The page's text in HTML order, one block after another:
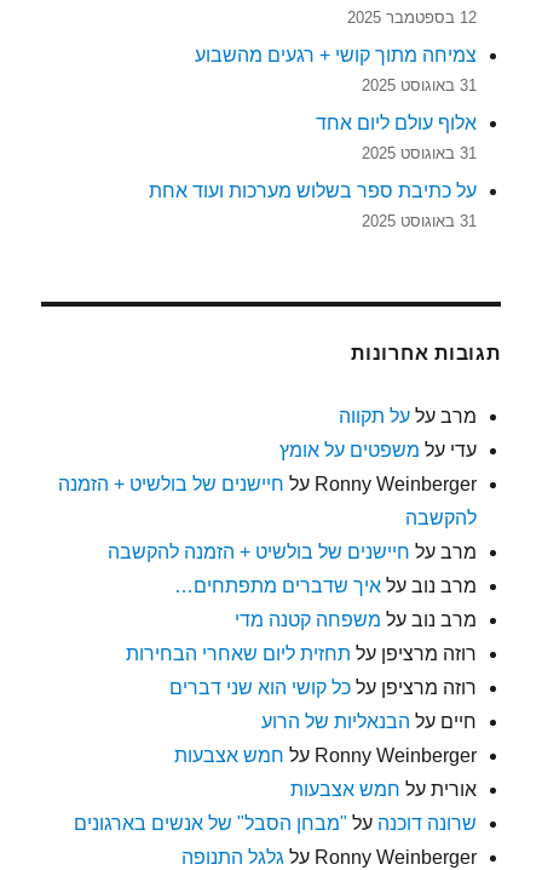
12 בספטמבר 2025
צמיחה מתוך קושי + רגעים מהשבוע
31 באוגוסט 2025
אלוף עולם ליום אחד
31 באוגוסט 2025
על כתיבת ספר בשלוש מערכות ועוד אחת
31 באוגוסט 2025
תגובות אחרונות
מרב עלעל תקווה
עדי על משפטים על אומץ
Ronny Weinberger על חיישנים של בולשיט + הזמנה
להקשבה
מרב על חיישנים של בולשיט + הזמנה להקשבה
מרב נוב עלאיך שדברים מתפתחים…
מרב נוב על משפחה קטנה מדי
רוזה מרציפן על תחזית ליום שאחרי הבחירות
רוזה מרציפן עלכל קושי הוא שני דברים
חיים על הבנאליות של הרוע
Ronny Weinberger על חמש אצבעות
אורית על חמש אצבעות
שרונה דוכנה על "מבחן הסבל" של אנשים בארגונים
Ronny Weinberger על גלגל התנופה